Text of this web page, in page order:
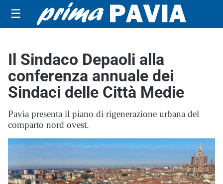
☰
Il Sindaco Depaoli alla
conferenza annuale dei
Sindaci delle Città Medie
Pavia presenta il piano di rigenerazione urbana del
comparto nord ovest.